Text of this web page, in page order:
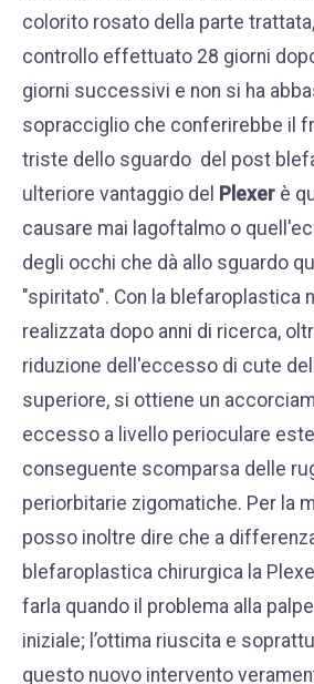
colorito rosato della parte
controllo effettuato 28 giorni
giorni successivi e non si ha
sopracciglio che conferirebbe il
triste dello sguardo del post
ulteriore vantaggio del Plexer è
causare mai lagoftalmo o
degli occhi che dà allo sguardo
"spiritato". Con la blefaroplastica
realizzata dopo anni di ricerca,
riduzione dell'eccesso di cute
superiore, si ottiene un
eccesso a livello perioculare
conseguente scomparsa delle
periorbitarie zigomatiche. Per la mia esperienza
posso inoltre dire che a
blefaroplastica chirurgica la
farla quando il problema alla
iniziale; l’ottima riuscita e